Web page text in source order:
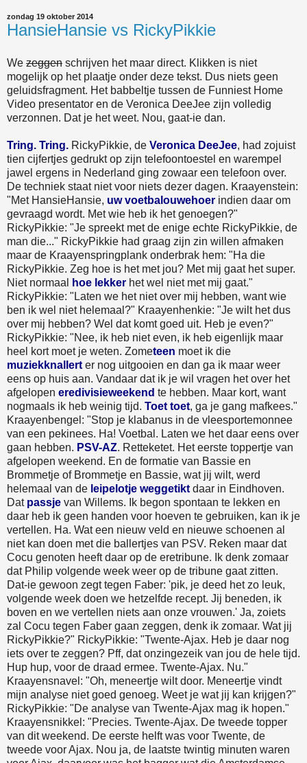
zondag 19 oktober 2014
HansieHansie vs RickyPikkie
We zeggen schrijven het maar direct. Klikken is niet
mogelijk op het plaatje onder deze tekst. Dus niets geen
geluidsfragment. Het babbeltje tussen de Funniest Home
Video presentator en de Veronica DeeJee zijn volledig
verzonnen. Dat je het weet. Nou, gaat-ie dan.
Tring. Tring. RickyPikkie, de Veronica DeeJee, had zojuist
tien cijfertjes gedrukt op zijn telefoontoestel en warempel
jawel ergens in Nederland ging zowaar een telefoon over.
De techniek staat niet voor niets dezer dagen. Kraayenstein:
"Met HansieHansie, uw voetbalouwehoer indien daar om
gevraagd wordt. Met wie heb ik het genoegen?"
RickyPikkie: "Je spreekt met de enige echte RickyPikkie, de
man die..." RickyPikkie had graag zijn zin willen afmaken
maar de Kraayenspringplank onderbrak hem: "Ha die
RickyPikkie. Zeg hoe is het met jou? Met mij gaat het super.
Niet normaal
hoe lekker het wel niet met mij gaat."
RickyPikkie: "Laten we het niet over mij hebben, want wie
ben ik wel niet helemaal?" Kraayenhenkie: "Je wilt het dus
over mij hebben? Wel dat komt goed uit. Heb je even?"
RickyPikkie: "Nee, ik heb niet even, ik heb eigenlijk maar
heel kort moet je weten. Zometeen moet ik die
muziekknallert er nog uitgooien en dan ga ik maar weer
eens op huis aan. Vandaar dat ik je wil vragen het over het
afgelopen eredivisieweekend te hebben. Maar kort, want
nogmaals ik heb weinig tijd. Toet toet, ga je gang mafkees."
Kraayenbengel: "Stop je klabanus in de vleesportemonnee
van een pekinees. Ha! Voetbal. Laten we het daar eens over
gaan hebben. PSV-AZ. Retteketet. Het eerste toppertje van
afgelopen weekend. En de formatie van Bassie en
Brommetje of Brommetje en Bassie, wat jij wilt, werd
helemaal van de leipelotje weggetikt daar in Eindhoven.
Dat passje van Willems. Ik begon spontaan te lekken en
daar heb ik geen handen voor hoeven te gebruiken, kan ik je
vertellen. Ha. Wat een nieuw veld en nieuwe schoenen al
niet kan doen met die ballertjes van PSV. Reken maar dat
Cocu genoten heeft daar op de eretribune. Ik denk zomaar
dat Philip volgende week weer op de tribune gaat zitten.
Dat-ie gewoon zegt tegen Faber: 'pik, je deed het zo leuk,
volgende week doen we hetzelfde recept. Jij beneden, ik
boven en we vertellen niets aan onze vrouwen.' Ja, zoiets
zal Cocu tegen Faber gaan zeggen, denk ik zomaar. Wat jij
RickyPikkie?" RickyPikkie: "Twente-Ajax. Heb je daar nog
iets over te zeggen? Pff, dat onzingezeik van jou de hele tijd.
Hup hup, voor de draad ermee. Twente-Ajax. Nu."
Kraayensnavel: "Oh, meneertje wilt door. Meneertje vindt
mijn analyse niet goed genoeg. Weet je wat jij kan krijgen?"
RickyPikkie: "De analyse van Twente-Ajax mag ik hopen."
Kraayensnikkel: "Precies. Twente-Ajax. De tweede topper
van dit weekend. De eerste helft was voor Twente, de
tweede voor Ajax. Nou ja, de laatste twintig minuten waren